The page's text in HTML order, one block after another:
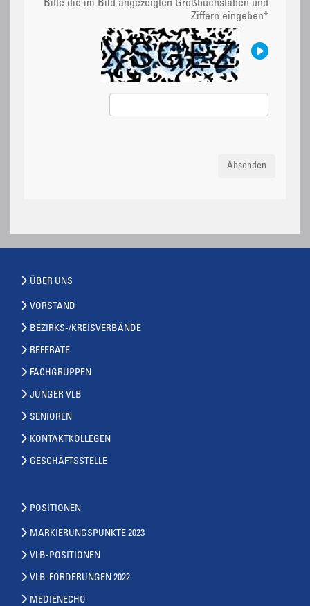
Bitte die im Bild angezeigten Großbuchstaben und
Ziffern eingeben*
Absenden
ÜBER UNS
VORSTAND
BEZIRKS-/KREISVERBÄNDE
REFERATE
FACHGRUPPEN
JUNGER VLB
SENIOREN
KONTAKTKOLLEGEN
GESCHÄFTSSTELLE
POSITIONEN
MARKIERUNGSPUNKTE 2023
VLB-POSITIONEN
VLB-FORDERUNGEN 2022
MEDIENECHO